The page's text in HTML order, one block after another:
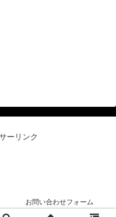
ーリンク
お問い合わせフォーム